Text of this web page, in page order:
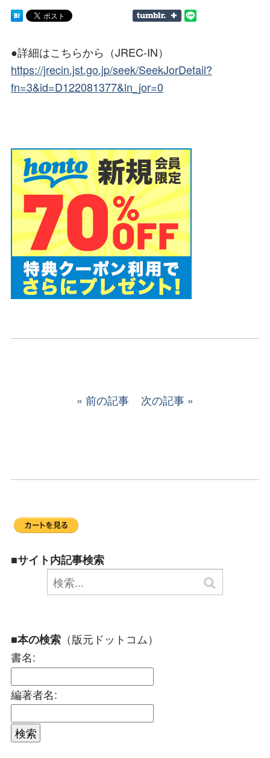
●詳細はこちらから（JREC-IN）
https://jrecin.jst.go.jp/seek/SeekJorDetail?
fn=3&id=D122081377&ln_jor=0
前の記事 次の記事
■サイト内記事検索
■本の検索 （版元ドットコム）
書名:
編著者名: